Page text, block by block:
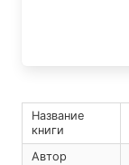
Название
книги
Автор